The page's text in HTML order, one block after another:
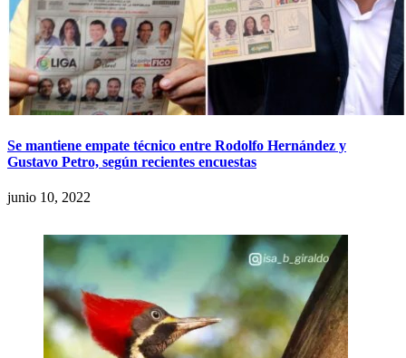
Se mantiene empate técnico entre Rodolfo Hernández y
Gustavo Petro, según recientes encuestas
junio 10, 2022